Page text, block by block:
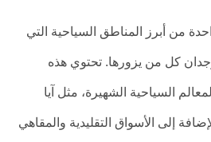
من أبرز المناطق السياحية التي
كل من يزورها. تحتوي هذه
السياحية الشهيرة، مثل آيا
إلى الأسواق التقليدية والمقاهي